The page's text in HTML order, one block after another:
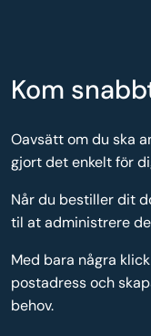
Kom
Oavsätt om du ska
gjort det enkelt för
Når du bestiller dit
til at administrere
Med bara några
postadress och
behov.